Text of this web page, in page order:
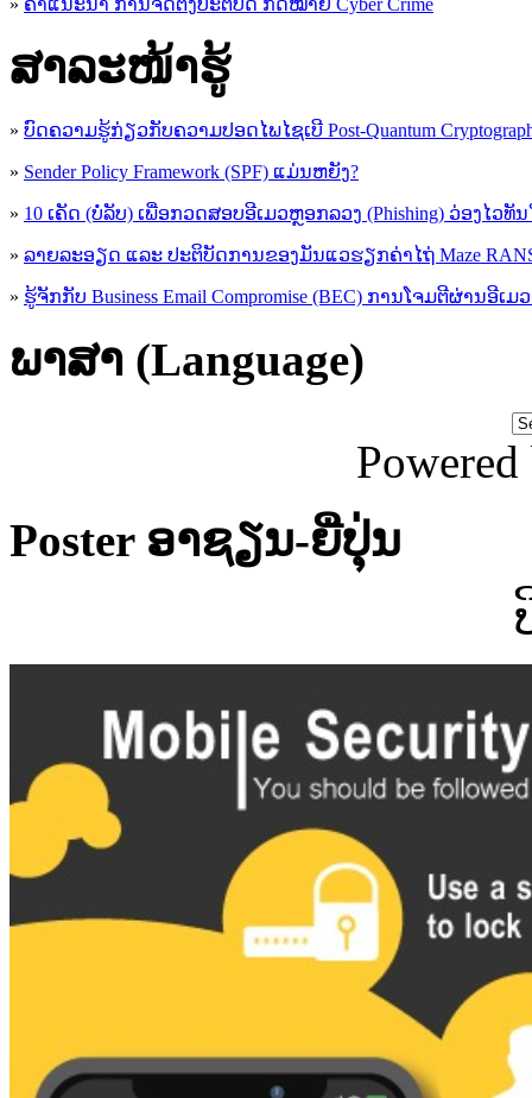
ສາລະໜ້າຮູ້
» ບົດຄວາມຮູ້ກ່ຽວກັບຄວາມປອດໄພໄຊເບີ Post-Quantum
» Sender Policy Framework (SPF) ແມ່ນຫຍັງ?
» 10 ເຄັດ (ບໍ່ລັບ) ເພື່ອກວດສອບອີເມວຫຼອກລວງ (Phishing) ວ່ອງໄວທັ
» ລາຍລະອຽດ ແລະ ປະຕິບັດການຂອງມັນແວຮຽກຄ່າໄຖ່ Maze
» ຮູ້​ຈັກກັບ​ Business Email Compromise (BEC) ການ​ໂຈມ​ຕີ​ຜ່ານ​ອີ​ເ
ພາສາ (Language)
Poster ອາຊຽນ-ຍີ່ປຸ່ນ